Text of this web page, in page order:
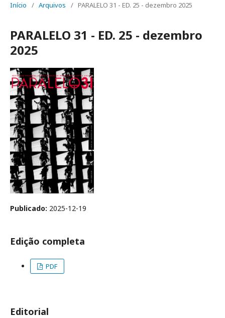
Início / Arquivos / PARALELO 31 - ED. 25 - dezembro 2025
PARALELO 31 - ED. 25 - dezembro
2025
Publicado: 2025-12-19
Edição completa
PDF
Editorial